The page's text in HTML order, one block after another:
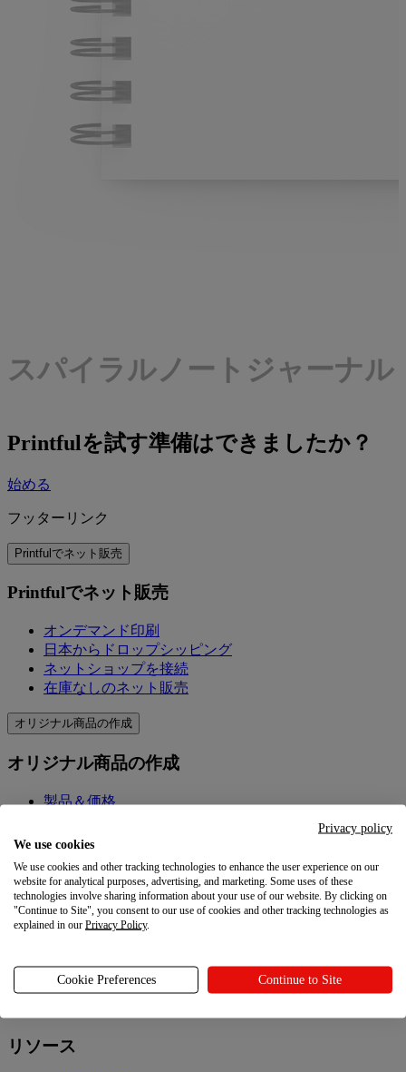
スパイラルノートジャーナル
Printfulを試す準備はできましたか？
始める
フッターリンク
Printfulでネット販売
Printfulでネット販売
オンデマンド印刷
日本からドロップシッピング
ネットショップを接続
在庫なしのネット販売
オリジナル商品の作成
オリジナル商品の作成
製品＆価格
Printfulの品質
マーケティングを学ぶ
マーケティングを学ぶ
ブログ
リソース
Privacy policy
We use cookies
We use cookies and other tracking technologies to enhance the user experience on our
website for analytical purposes, advertising, and marketing. Some uses of these
technologies involve sharing information about your use of our website. By clicking on
"Continue to Site", you consent to our use of cookies and other tracking technologies as
explained in our Privacy Policy.
Cookie Preferences Continue to Site